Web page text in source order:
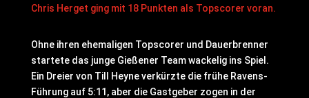
Chris Herget ging mit 18 Punkten als Topscorer voran.
Ohne ihren ehemaligen Topscorer und Dauerbrenner
startete das junge Gießener Team wackelig ins Spiel.
Ein Dreier von Till Heyne verkürzte die frühe Ravens-
Führung auf 5:11, aber die Gastgeber zogen in der